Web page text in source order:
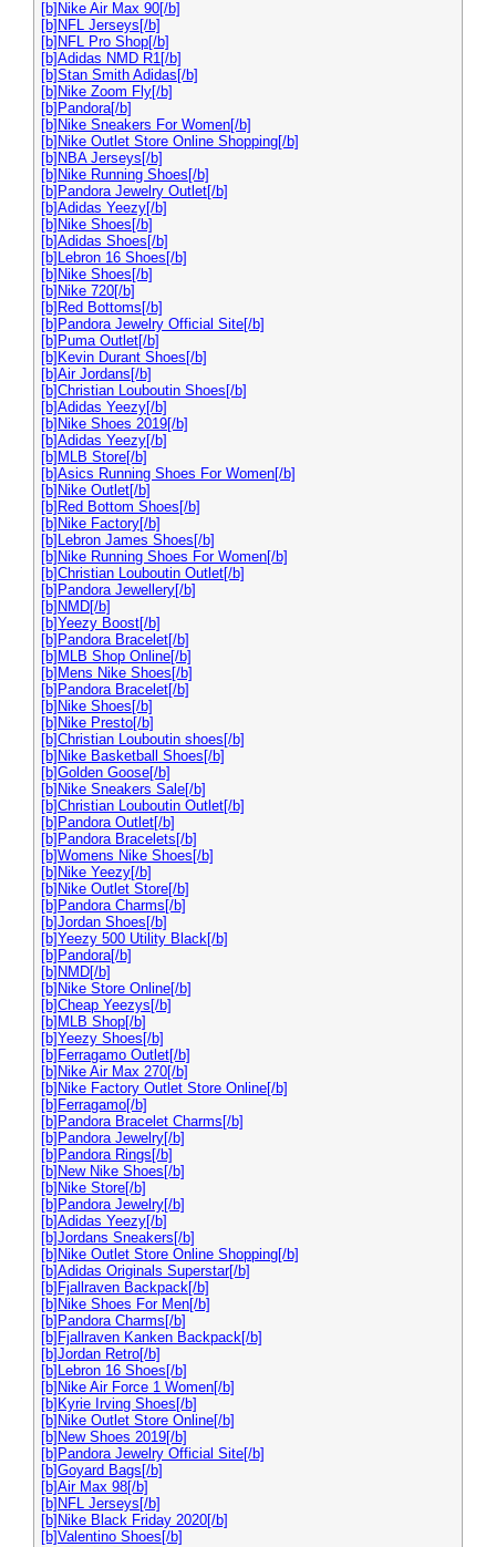
[b]Nike Air Max 90[/b]
[b]NFL Jerseys[/b]
[b]NFL Pro Shop[/b]
[b]Adidas NMD R1[/b]
[b]Stan Smith Adidas[/b]
[b]Nike Zoom Fly[/b]
[b]Pandora[/b]
[b]Nike Sneakers For Women[/b]
[b]Nike Outlet Store Online Shopping[/b]
[b]NBA Jerseys[/b]
[b]Nike Running Shoes[/b]
[b]Pandora Jewelry Outlet[/b]
[b]Adidas Yeezy[/b]
[b]Nike Shoes[/b]
[b]Adidas Shoes[/b]
[b]Lebron 16 Shoes[/b]
[b]Nike Shoes[/b]
[b]Nike 720[/b]
[b]Red Bottoms[/b]
[b]Pandora Jewelry Official Site[/b]
[b]Puma Outlet[/b]
[b]Kevin Durant Shoes[/b]
[b]Air Jordans[/b]
[b]Christian Louboutin Shoes[/b]
[b]Adidas Yeezy[/b]
[b]Nike Shoes 2019[/b]
[b]Adidas Yeezy[/b]
[b]MLB Store[/b]
[b]Asics Running Shoes For Women[/b]
[b]Nike Outlet[/b]
[b]Red Bottom Shoes[/b]
[b]Nike Factory[/b]
[b]Lebron James Shoes[/b]
[b]Nike Running Shoes For Women[/b]
[b]Christian Louboutin Outlet[/b]
[b]Pandora Jewellery[/b]
[b]NMD[/b]
[b]Yeezy Boost[/b]
[b]Pandora Bracelet[/b]
[b]MLB Shop Online[/b]
[b]Mens Nike Shoes[/b]
[b]Pandora Bracelet[/b]
[b]Nike Shoes[/b]
[b]Nike Presto[/b]
[b]Christian Louboutin shoes[/b]
[b]Nike Basketball Shoes[/b]
[b]Golden Goose[/b]
[b]Nike Sneakers Sale[/b]
[b]Christian Louboutin Outlet[/b]
[b]Pandora Outlet[/b]
[b]Pandora Bracelets[/b]
[b]Womens Nike Shoes[/b]
[b]Nike Yeezy[/b]
[b]Nike Outlet Store[/b]
[b]Pandora Charms[/b]
[b]Jordan Shoes[/b]
[b]Yeezy 500 Utility Black[/b]
[b]Pandora[/b]
[b]NMD[/b]
[b]Nike Store Online[/b]
[b]Cheap Yeezys[/b]
[b]MLB Shop[/b]
[b]Yeezy Shoes[/b]
[b]Ferragamo Outlet[/b]
[b]Nike Air Max 270[/b]
[b]Nike Factory Outlet Store Online[/b]
[b]Ferragamo[/b]
[b]Pandora Bracelet Charms[/b]
[b]Pandora Jewelry[/b]
[b]Pandora Rings[/b]
[b]New Nike Shoes[/b]
[b]Nike Store[/b]
[b]Pandora Jewelry[/b]
[b]Adidas Yeezy[/b]
[b]Jordans Sneakers[/b]
[b]Nike Outlet Store Online Shopping[/b]
[b]Adidas Originals Superstar[/b]
[b]Fjallraven Backpack[/b]
[b]Nike Shoes For Men[/b]
[b]Pandora Charms[/b]
[b]Fjallraven Kanken Backpack[/b]
[b]Jordan Retro[/b]
[b]Lebron 16 Shoes[/b]
[b]Nike Air Force 1 Women[/b]
[b]Kyrie Irving Shoes[/b]
[b]Nike Outlet Store Online[/b]
[b]New Shoes 2019[/b]
[b]Pandora Jewelry Official Site[/b]
[b]Goyard Bags[/b]
[b]Air Max 98[/b]
[b]NFL Jerseys[/b]
[b]Nike Black Friday 2020[/b]
[b]Valentino Shoes[/b]